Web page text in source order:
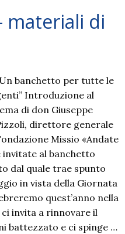
materiali di
banchetto per tutte le
Introduzione al
di don Giuseppe
direttore generale
Missio «Andate
invitate al banchetto
dal quale trae spunto
in vista della Giornata
quest’anno nella
invita a rinnovare il
battezzato e ci spinge …